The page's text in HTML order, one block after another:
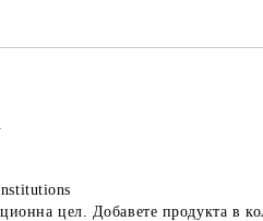
цел. Добавете продукта в